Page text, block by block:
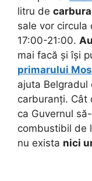
litru de
sale vor
17:00-21:00.
mai facă și își
primarului
ajuta
carburanți. Cât
ca Guvernul
combustibil de
nu exista nici